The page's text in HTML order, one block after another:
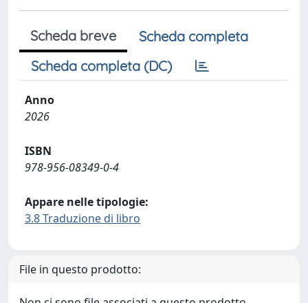
Scheda breve
Scheda completa
Scheda completa (DC)
Anno
2026
ISBN
978-956-08349-0-4
Appare nelle tipologie:
3.8 Traduzione di libro
File in questo prodotto: